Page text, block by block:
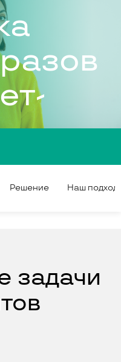
Решение Наш подход
задачи